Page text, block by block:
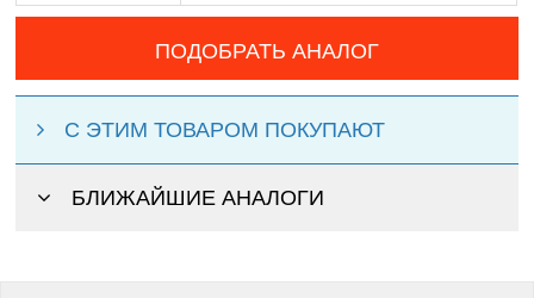
ПОДОБРАТЬ АНАЛОГ
С ЭТИМ ТОВАРОМ ПОКУПАЮТ
БЛИЖАЙШИЕ АНАЛОГИ